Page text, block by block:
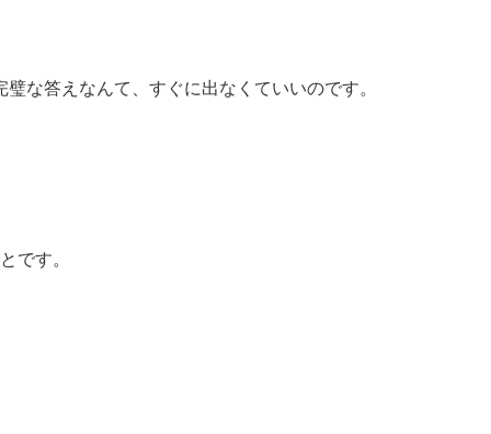
な答えなんて、すぐに出なくていいのです。
です。